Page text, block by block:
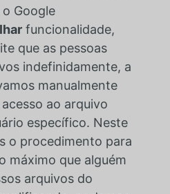
Google
funcionalidade,
que as pessoas
indefinidamente, a
manualmente
ao arquivo
específico. Neste
o procedimento para
máximo que alguém
arquivos do